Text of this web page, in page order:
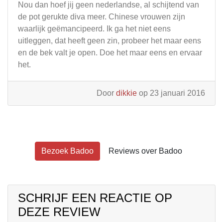
Nou dan hoef jij geen nederlandse, al schijtend van
de pot gerukte diva meer. Chinese vrouwen zijn
waarlijk geëmancipeerd. Ik ga het niet eens
uitleggen, dat heeft geen zin, probeer het maar eens
en de bek valt je open. Doe het maar eens en ervaar
het.
Door dikkie op 23 januari 2016
Bezoek Badoo Reviews over Badoo
SCHRIJF EEN REACTIE OP
DEZE REVIEW